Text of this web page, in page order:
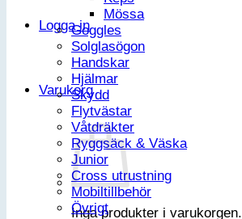
Logga in
Varukorg
Inga produkter i varukorgen.
Mössa
Goggles
Solglasögon
Handskar
Hjälmar
Skydd
Flytvästar
Våtdräkter
Ryggsäck & Väska
Junior
Cross utrustning
Mobiltillbehör
Övrigt